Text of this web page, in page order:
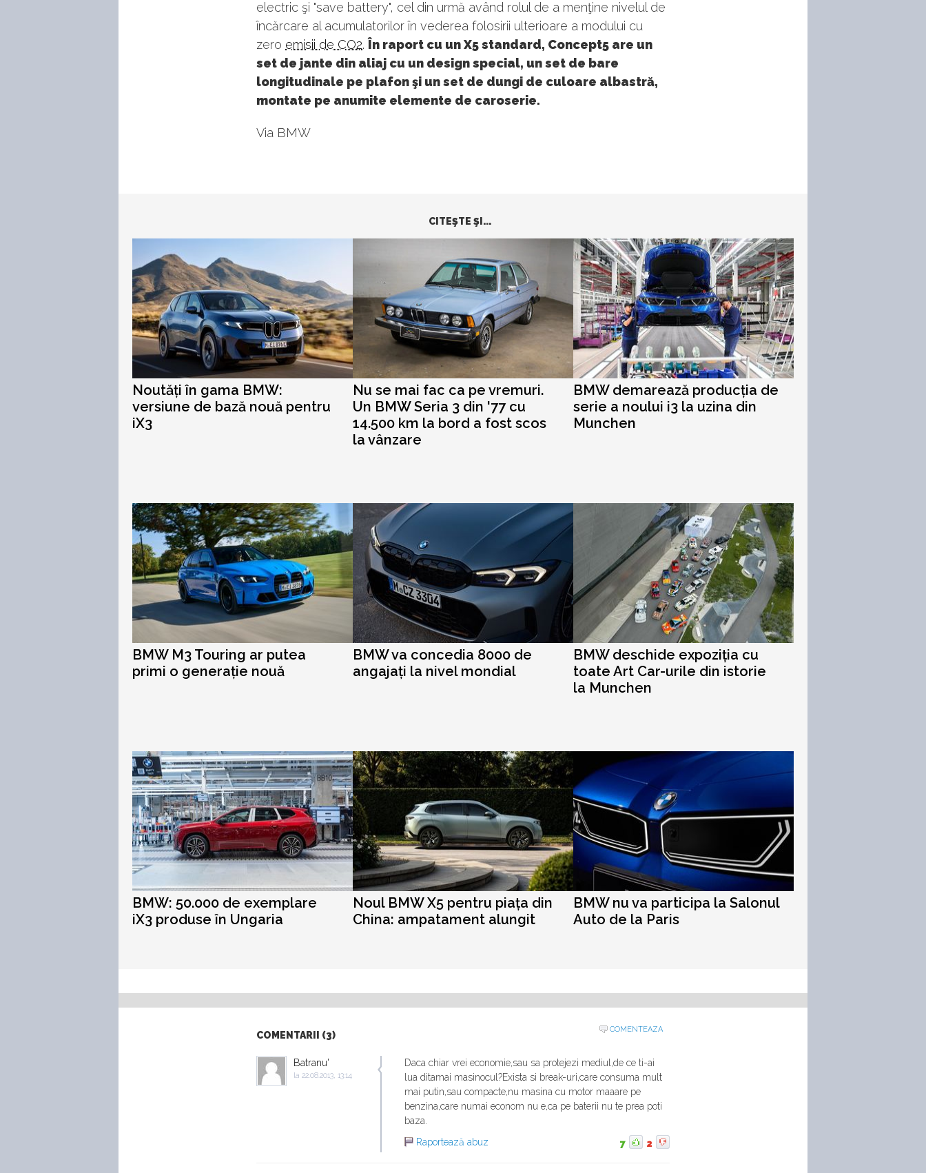
electric şi "save battery", cel din urmă având rolul de a menţine nivelul de
încărcare al acumulatorilor în vederea folosirii ulterioare a modului cu
zero emisii de CO2. În raport cu un X5 standard, Concept5 are un
set de jante din aliaj cu un design special, un set de bare
longitudinale pe plafon şi un set de dungi de culoare albastră,
montate pe anumite elemente de caroserie.
Via BMW
CITEŞTE ŞI...
Noutăți în gama BMW:
versiune de bază nouă pentru
iX3
Nu se mai fac ca pe vremuri.
Un BMW Seria 3 din '77 cu
14.500 km la bord a fost scos
la vânzare
BMW demarează producția de
serie a noului i3 la uzina din
Munchen
BMW M3 Touring ar putea
primi o generație nouă
BMW va concedia 8000 de
angajați la nivel mondial
BMW deschide expoziția cu
toate Art Car-urile din istorie
la Munchen
BMW: 50.000 de exemplare
iX3 produse în Ungaria
Noul BMW X5 pentru piața din
China: ampatament alungit
BMW nu va participa la Salonul
Auto de la Paris
COMENTARII (3)
COMENTEAZA
Batranu'
la 22.08.2013, 13:14
Daca chiar vrei economie,sau sa protejezi mediul,de ce ti-ai
lua ditamai masinocul?Exista si break-uri,care consuma mult
mai putin,sau compacte,nu masina cu motor maaare pe
benzina,care numai econom nu e,ca pe baterii nu te prea poti
baza.
Raportează abuz
7 2